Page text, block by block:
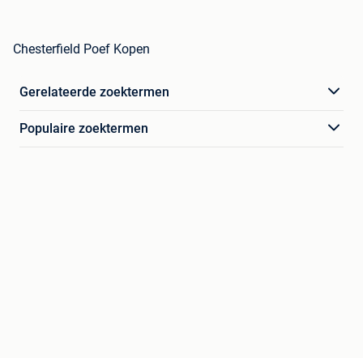
Chesterfield Poef Kopen
Gerelateerde zoektermen
Populaire zoektermen